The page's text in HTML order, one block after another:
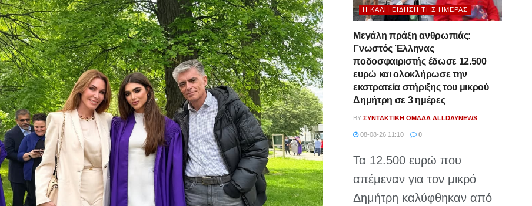
Η ΚΑΛΉ ΕΊΔΗΣΗ ΤΗΣ ΗΜΈΡΑΣ
Μεγάλη πράξη ανθρωπιάς:
Γνωστός Έλληνας
ποδοσφαιριστής έδωσε 12.500
ευρώ και ολοκλήρωσε την
εκστρατεία στήριξης του μικρού
Δημήτρη σε 3 ημέρες
BY ΣΥΝΤΑΚΤΙΚΉ ΟΜΆΔΑ ALLDAYNEWS
08-08-26 11:10 0
Τα 12.500 ευρώ που
απέμεναν για τον μικρό
Δημήτρη καλύφθηκαν από